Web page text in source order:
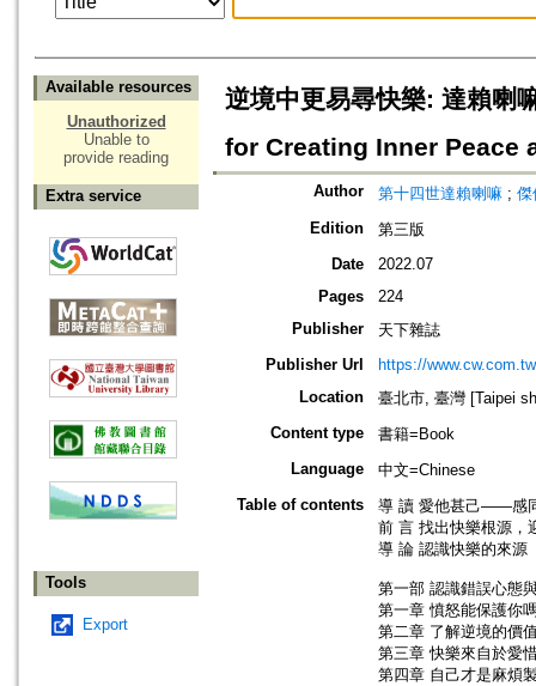
Available resources
Unauthorized
Unable to
provide reading
Extra service
Tools
Export
逆境中更易尋快樂: 達賴
for Creating Inner Peace
Author 第十四世達賴喇嘛 ; 傑
Edition
第三版
Date
2022.07
Pages
224
Publisher
天下雜誌
Publisher Url
https://
Location
臺北市, 臺灣 [Taipei
Content type
書籍=Book
Language
中文=Chinese
Table of contents
導 讀 愛他甚己——感
前 言 找出快樂根源，
導 論 認識快樂的來源
第一部 認識錯誤心態
第一章 憤怒能保護你
第二章 了解逆境的價
第三章 快樂來自於愛
第四章 自己才是麻煩